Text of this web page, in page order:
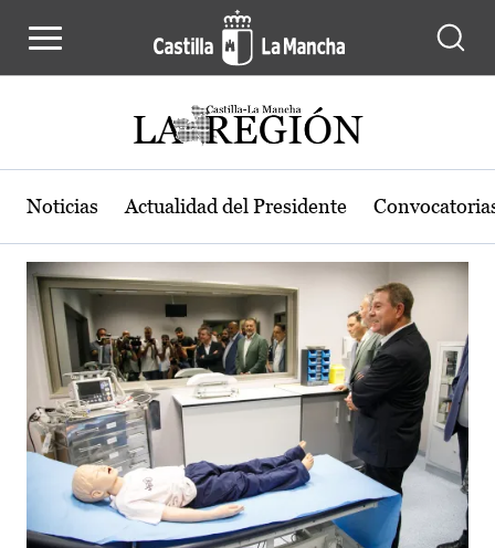
Actualidad de la región de Castilla-
Noticias Actualidad del Presidente